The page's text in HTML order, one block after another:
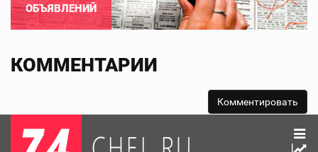
ОБЪЯВЛЕНИЙ
КОММЕНТАРИИ